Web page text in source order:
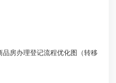
房办理登记流程优化图（转移